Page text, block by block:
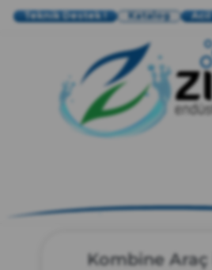
Teknik Destek ! Katalog
Kombine Araç